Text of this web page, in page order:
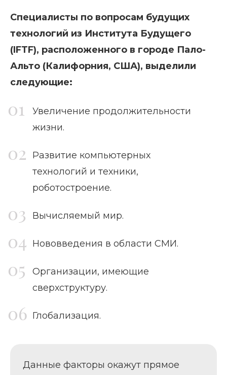
Специалисты по вопросам будущих
технологий из Института Будущего
(IFTF), расположенного в городе Пало-
Альто (Калифорния, США), выделили
следующие:
Увеличение продолжительности
жизни.
Развитие компьютерных
технологий и техники,
роботостроение.
Вычисляемый мир.
Нововведения в области СМИ.
Организации, имеющие
сверхструктуру.
Глобализация.
Данные факторы окажут прямое